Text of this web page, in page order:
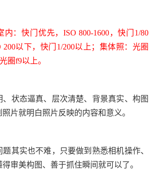
内：快门优先，ISO 800-1600，快门 1/80
200以下，快门 1/200以上；集体照：光圈
圈f9以上。
、状态逼真、层次清楚、背景真实、构图
片就明白照片反映的内容和意义。
其实也不难，只要做到熟悉相机操作、
审美构图、善于抓住瞬间就可以了。